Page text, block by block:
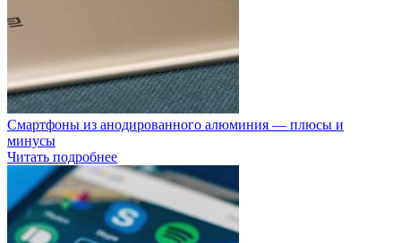
Смартфоны из анодированного алюминия — плюсы и
минусы
Читать подробнее